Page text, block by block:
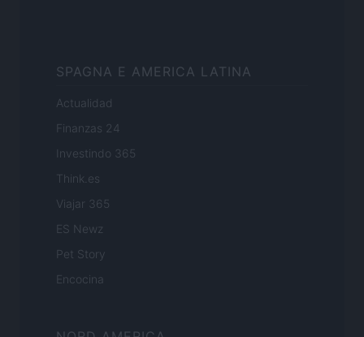
SPAGNA E AMERICA LATINA
Actualidad
Finanzas 24
Investindo 365
Think.es
Viajar 365
ES Newz
Pet Story
Encocina